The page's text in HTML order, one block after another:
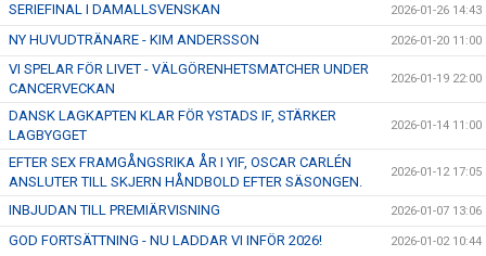
SERIEFINAL I DAMALLSVENSKAN 2026-01-26 14:43
NY HUVUDTRÄNARE - KIM ANDERSSON 2026-01-20 11:00
VI SPELAR FÖR LIVET - VÄLGÖRENHETSMATCHER UNDER
CANCERVECKAN
2026-01-19 22:00
DANSK LAGKAPTEN KLAR FÖR YSTADS IF, STÄRKER
LAGBYGGET
2026-01-14 11:00
EFTER SEX FRAMGÅNGSRIKA ÅR I YIF, OSCAR CARLÉN
ANSLUTER TILL SKJERN HÅNDBOLD EFTER SÄSONGEN.
2026-01-12 17:05
INBJUDAN TILL PREMIÄRVISNING 2026-01-07 13:06
GOD FORTSÄTTNING - NU LADDAR VI INFÖR 2026! 2026-01-02 10:44